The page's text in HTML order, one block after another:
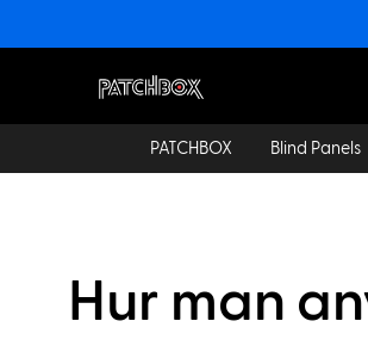
PATCHBOX Blind Panels
Hur man